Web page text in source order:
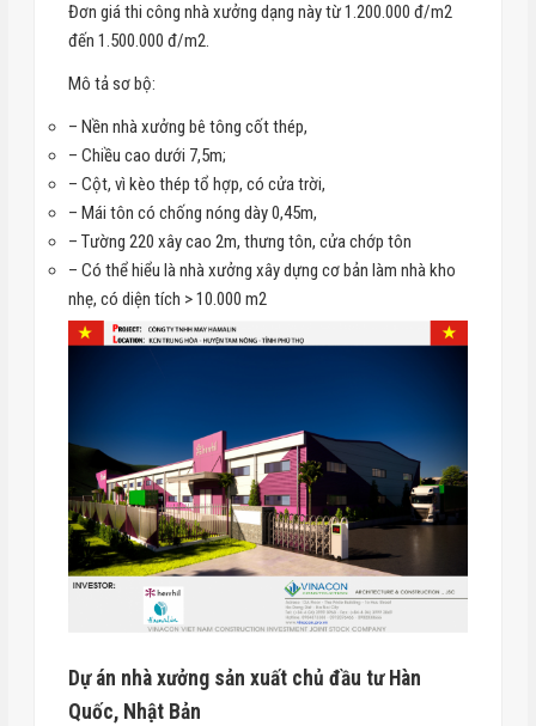
Đơn giá thi công nhà xưởng dạng này từ 1.200.000 đ/m2
đến 1.500.000 đ/m2.
Mô tả sơ bộ:
– Nền nhà xưởng bê tông cốt thép,
– Chiều cao dưới 7,5m;
– Cột, vì kèo thép tổ hợp, có cửa trời,
– Mái tôn có chống nóng dày 0,45m,
– Tường 220 xây cao 2m, thưng tôn, cửa chớp tôn
– Có thể hiểu là nhà xưởng xây dựng cơ bản làm nhà kho
nhẹ, có diện tích > 10.000 m2
Dự án nhà xưởng sản xuất chủ đầu tư Hàn
Quốc, Nhật Bản